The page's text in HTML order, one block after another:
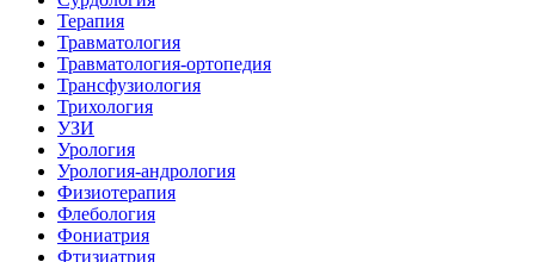
Терапия
Травматология
Травматология-ортопедия
Трансфузиология
Трихология
УЗИ
Урология
Урология-андрология
Физиотерапия
Флебология
Фониатрия
Фтизиатрия